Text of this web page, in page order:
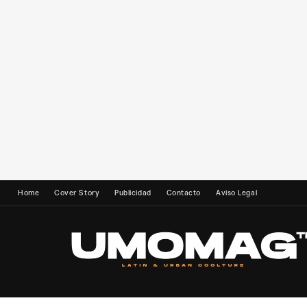
Home Cover Story Publicidad Contacto Aviso Legal